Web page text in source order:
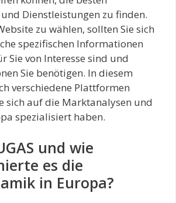
Dienstleistungen zu finden.
zu wählen, sollten Sie sich
spezifischen Informationen
Sie von Interesse sind und
Sie benötigen. In diesem
verschiedene Plattformen
sich auf die Marktanalysen und
spezialisiert haben.
und wie
es die
in Europa?